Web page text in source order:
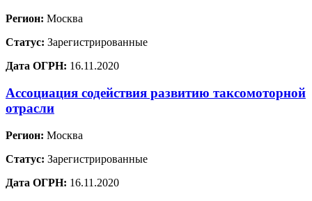
Регион: Москва
Статус: Зарегистрированные
Дата ОГРН: 16.11.2020
Ассоциация содействия развитию таксомоторной
отрасли
Регион: Москва
Статус: Зарегистрированные
Дата ОГРН: 16.11.2020